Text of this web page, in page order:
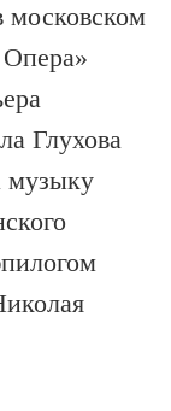
московском
Опера»
Глухова
музыку